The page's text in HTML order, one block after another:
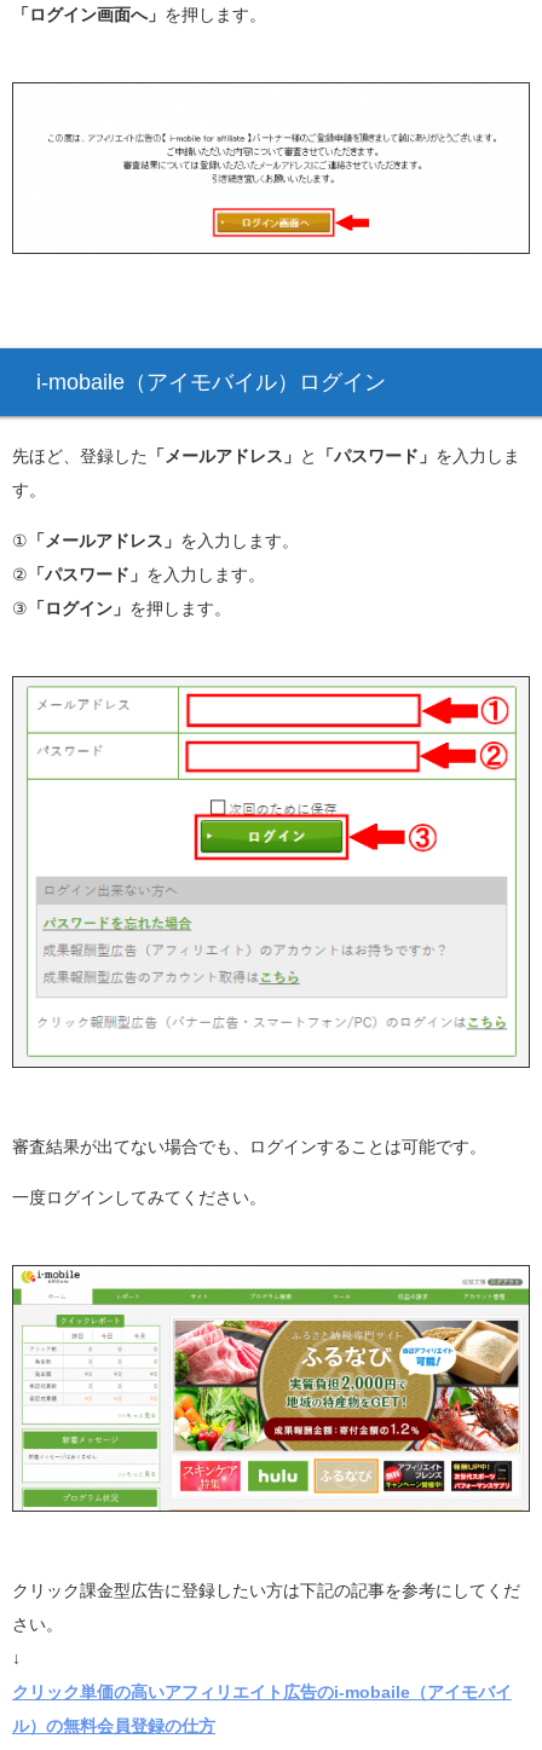
「ログイン画面へ」 を押します。
i-mobaile（アイモバイル）ログイン
先ほど、登録した 「メールアドレス」 と 「パスワード」 を入力しま
す。
① 「メールアドレス」 を入力します。
② 「パスワード」 を入力します。
③ 「ログイン」 を押します。
審査結果が出てない場合でも、ログインすることは可能です。
一度ログインしてみてください。
クリック課金型広告に登録したい方は下記の記事を参考にしてくだ
さい。
↓
クリック単価の高いアフィリエイト広告のi-mobaile（アイモバイ
ル）の無料会員登録の仕方